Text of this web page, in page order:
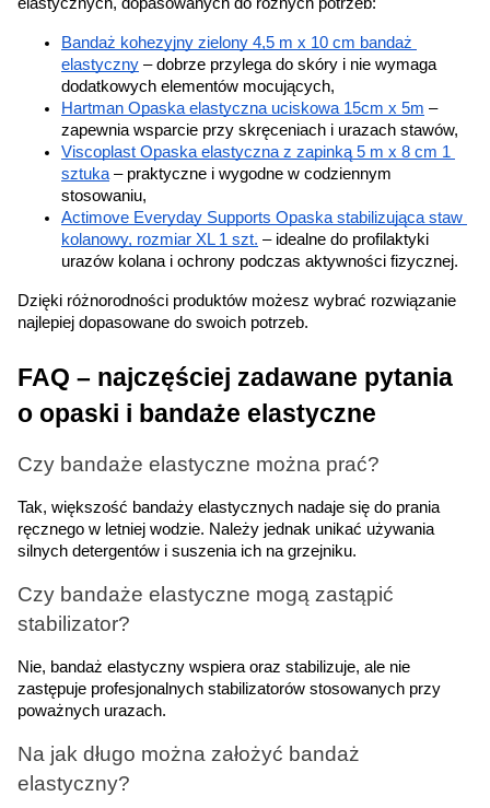
Bandaż kohezyjny zielony 4,5 m x 10 cm bandaż
elastyczny – dobrze przylega do skóry i nie wymaga
dodatkowych elementów mocujących,
Hartman Opaska elastyczna uciskowa 15cm x 5m –
zapewnia wsparcie przy skręceniach i urazach stawów,
Viscoplast Opaska elastyczna z zapinką 5 m x 8 cm 1
sztuka – praktyczne i wygodne w codziennym
stosowaniu,
Actimove Everyday Supports Opaska stabilizująca staw
kolanowy, rozmiar XL 1 szt. – idealne do profilaktyki
urazów kolana i ochrony podczas aktywności fizycznej.
Dzięki różnorodności produktów możesz wybrać rozwiązanie
najlepiej dopasowane do swoich potrzeb.
FAQ – najczęściej zadawane pytania
o opaski i bandaże elastyczne
Czy bandaże elastyczne można prać?
Tak, większość bandaży elastycznych nadaje się do prania
ręcznego w letniej wodzie. Należy jednak unikać używania
silnych detergentów i suszenia ich na grzejniku.
Czy bandaże elastyczne mogą zastąpić
stabilizator?
Nie, bandaż elastyczny wspiera oraz stabilizuje, ale nie
zastępuje profesjonalnych stabilizatorów stosowanych przy
poważnych urazach.
Na jak długo można założyć bandaż
elastyczny?